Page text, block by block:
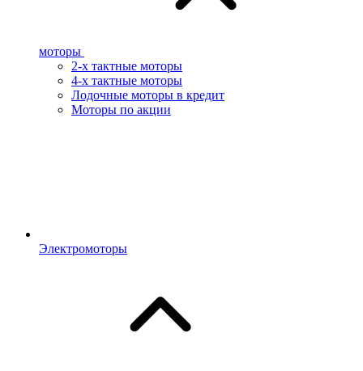
моторы
2-х тактные моторы
4-х тактные моторы
Лодочные моторы в кредит
Моторы по акции
Электромоторы